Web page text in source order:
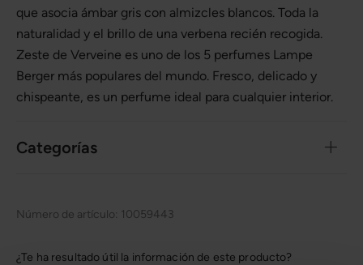
que asocia ámbar gris con almizcles blancos. Toda la
naturalidad y el brillo de una verbena recién recogida.
Zeste de Verveine es uno de los 5 perfumes Lampe
Berger más populares del mundo. Fresco, delicado y
chispeante, es un perfume ideal para cualquier interior.
Categorías
Número de artículo: 10059443
¿Te ha resultado útil la información de este producto?